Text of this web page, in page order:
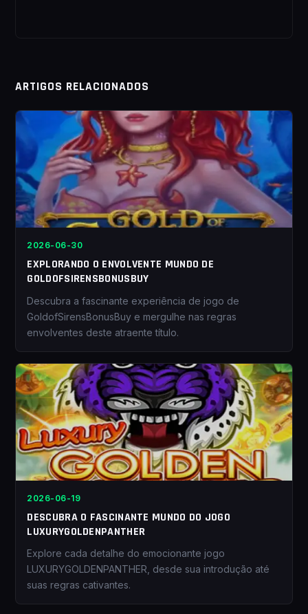
ARTIGOS RELACIONADOS
2026-06-30
EXPLORANDO O ENVOLVENTE MUNDO DE
GOLDOFSIRENSBONUSBUY
Descubra a fascinante experiência de jogo de
GoldofSirensBonusBuy e mergulhe nas regras
envolventes deste atraente título.
2026-06-19
DESCUBRA O FASCINANTE MUNDO DO JOGO
LUXURYGOLDENPANTHER
Explore cada detalhe do emocionante jogo
LUXURYGOLDENPANTHER, desde sua introdução até
suas regras cativantes.